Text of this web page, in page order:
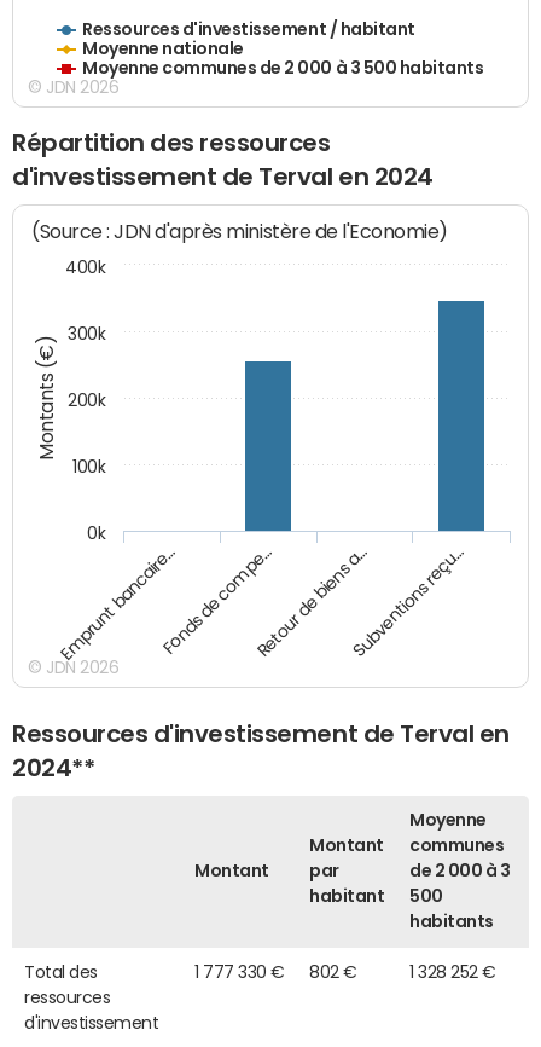
Ressources d'investissement / habitant
Moyenne nationale
Moyenne communes de 2 000 à 3 500 habitants
© JDN 2026
Répartition des ressources
d'investissement de Terval en 2024
Montants (€)
(Source : JDN d'après ministère de l'Economie)
Emprunt bancaire…Fonds de compe…Retour de biens a…Subventions reçu…
0k
100k
200k
300k
400k
© JDN 2026
Ressources d'investissement de Terval en
2024**
Montant
Montant
par
habitant
Moyenne
communes
de 2 000 à 3
500
habitants
Total des
ressources
d'investissement
1 777 330 € 802 € 1 328 252 €